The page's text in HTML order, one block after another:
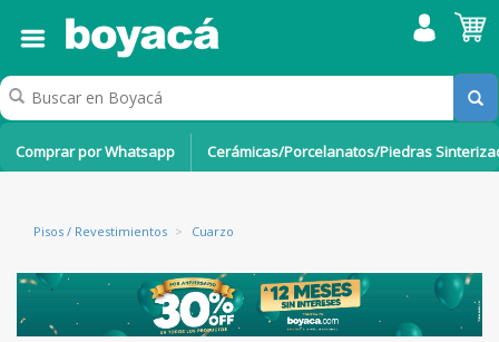
Comprar por Whatsapp Cerámicas/Porcelanatos/Piedras
Pisos / Revestimientos > Cuarzo